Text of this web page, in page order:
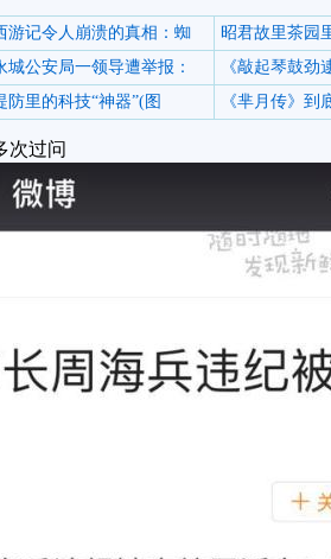
游记令人崩溃的真相：蜘
昭君故里茶园
城公安局一领导遭举报：
《敲起琴鼓劲
防里的科技“神器”(图 《芈月传》到
次过问